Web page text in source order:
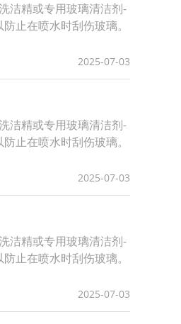
洁精或专用玻璃清洁剂-
止在喷水时刮伤玻璃。
2025-07-03
洁精或专用玻璃清洁剂-
止在喷水时刮伤玻璃。
2025-07-03
洁精或专用玻璃清洁剂-
止在喷水时刮伤玻璃。
2025-07-03